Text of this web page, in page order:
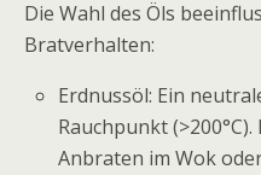
Die Wahl des Öls
Bratverhalten:
Erdnussöl: Ein
Rauchpunkt
Anbraten im Wok